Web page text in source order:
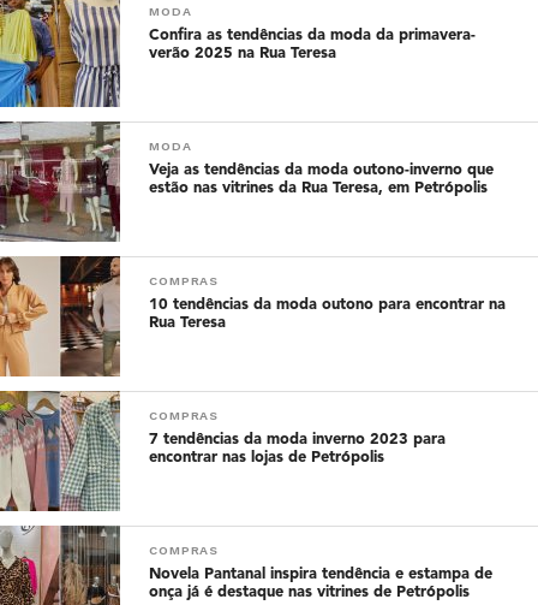
MODA
Confira as tendências da moda da primavera-
verão 2025 na Rua Teresa
MODA
Veja as tendências da moda outono-inverno que
estão nas vitrines da Rua Teresa, em Petrópolis
COMPRAS
10 tendências da moda outono para encontrar na
Rua Teresa
COMPRAS
7 tendências da moda inverno 2023 para
encontrar nas lojas de Petrópolis
COMPRAS
Novela Pantanal inspira tendência e estampa de
onça já é destaque nas vitrines de Petrópolis